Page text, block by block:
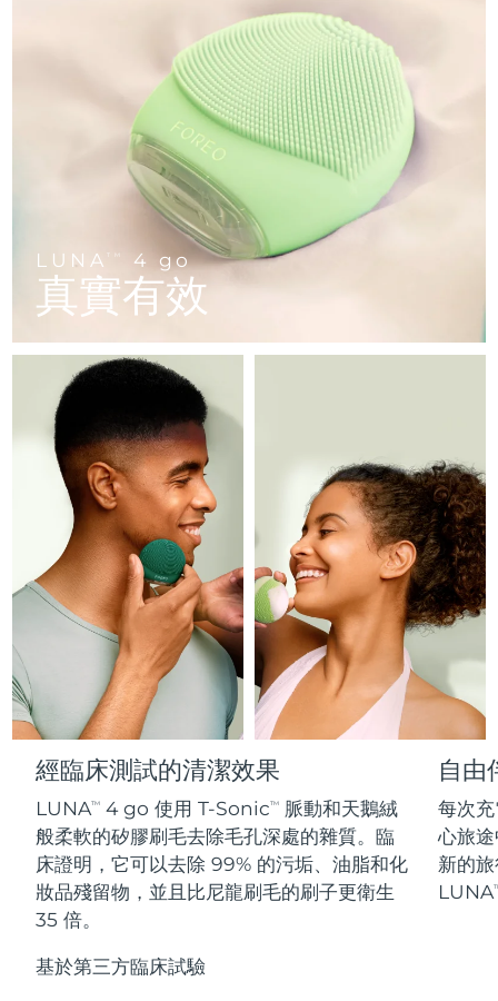
LUNA TM 4 go
真實有效
經臨床測試的清潔效果
LUNATM 4 go 使用 T-SonicTM
脈動和天鵝絨
般柔軟的矽膠刷毛去除毛孔深處的雜質。臨
床證明，它可以去除 99% 的污垢、油脂和化
妝品殘留物，並且比尼龍刷毛的刷子更衛生
35 倍。
基於第三方臨床試驗
自由
每次
心旅
新的
LUNA
LUNA™ 4 mini
For young skin, T-zone
LUNA™ 4 go
For travel or gym bag
LUNA™護膚
Premium cleansers & balm
LUNA™ 設備
All facial cleansing devices
面部提拉護理
Premium anti-aging skincare
BEAR™ 設備
All premium facelift devices
UFO™ 3 mini
Red light therapy device for young skin
UFO™ 3 go
Portable red light therapy
面膜
Rejuvenation & hydration
UFO™ 設備
All deep facial hydration devices
issa™ 4 smile
Hybrid silicone sonic toothbrush
issa™ 4 baby
For ages 0-3
issa™ Teeth Whitening Set
Dual LED + sonic device & 18% PAP gel
ISSA™ 設備
All silicone sonic toothbrushes
Clinical anti-aging
FAQ™ 102
Advanced clinical anti-aging
FAQ™ 103
Luxurious clinical anti-aging set
FAQ™ P1 Primer
Manuka honey primer
FAQ™護膚品
All FAQ™ skincare
FAQ™產品
All anti-aging treatments
LED mask
FAQ™ 202
LED mask
FAQ™ 211
Anti-aging neck & décolleté LED mask
FAQ™ 221
Anti-aging LED hand mask
FAQ™護膚品
All FAQ™ skincare
FAQ™產品
All LED treatments
FAQ™ 301
LED hair strengthening scalp massager
FAQ™ Scalp Serum
Scalp recovery probiotic serum
FAQ™護膚品
All FAQ™ skincare
FAQ™產品
All hair treatments
肌膚年輕化
NEW
FAQ™ 501
Full-Spectrum Red Light Therapy
FAQ™ 502
Full-Spectrum Red Light Therapy
FAQ™ Red Light Serum
FAQ™ skincare
All FAQ™ skincare
FAQ™ products
All toning treatments
專業治療
脫毛
PEACH™ 2 Pro Max
Professional IPL hair removal device
PEACH™ 2
IPL hair removal
PEACH™ 2 go
Travel-friendly IPL hair removal
PEACH™ Cooling Prep Gel
Cooling IPL hair removal gel
BEAR™ 2 body
Microcurrent body toning
LUNA™ 4 body
Massaging body brush
SUPERCHARGED™ serum
Firming body serum
痘肌護理
ESPADA™ 2 plus
Recurring acne LED therapy
ESPADA™ 2
ESPADA™ Blemish Solution
Concentrated acne gel
All acne treatment devices
眼部護理
BEAR™ 2 eyes & lips
Microcurrent line smoothing device
IRIS™ 2
眼部護膚
Advanced eye care treatment
All revitalizing eye massagers
毛孔護理
KIWI™ derma
Diamond microdermabrasion .
KIWI™
Blackhead remover
KIWI™ 皮肤护理
護發
LUNA™ 4 hair
2-in-1 LED scalp massager
FLIP™ play advanced
LED light hairbrush
LUNA™ Dual-Peptide Scalp
Serum
牙齒美白
NEW
issa™ Teeth Whitening Set
更多的
預計送達日期
預計送達日期
預計送達日期 8/8/26
預計送達日期
預計送達日期
丹麥
法國
法屬玻里尼西亞 預計送達日期8/12/26
預計送達日期8/8/26
直布羅陀 預計送達日期8/12/26
預計送達日期8/8/26
中國香港特別行政區 預計送達日期 8/9/26
匈牙利 預計送達日期8/8/26
印尼 預計送達日期 8/6/26
愛爾蘭 預計送達日期 8/8/26
曼島